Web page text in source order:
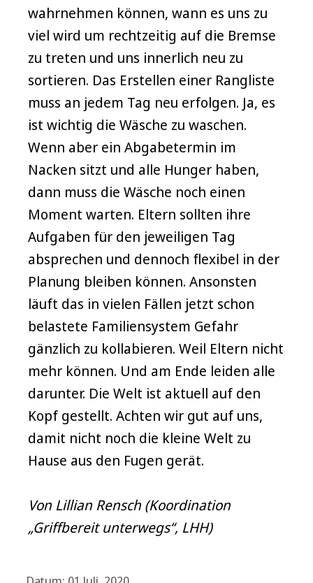
wahrnehmen können, wann es uns zu
viel wird um rechtzeitig auf die Bremse
zu treten und uns innerlich neu zu
sortieren. Das Erstellen einer Rangliste
muss an jedem Tag neu erfolgen. Ja, es
ist wichtig die Wäsche zu waschen.
Wenn aber ein Abgabetermin im
Nacken sitzt und alle Hunger haben,
dann muss die Wäsche noch einen
Moment warten. Eltern sollten ihre
Aufgaben für den jeweiligen Tag
absprechen und dennoch flexibel in der
Planung bleiben können. Ansonsten
läuft das in vielen Fällen jetzt schon
belastete Familiensystem Gefahr
gänzlich zu kollabieren. Weil Eltern nicht
mehr können. Und am Ende leiden alle
darunter. Die Welt ist aktuell auf den
Kopf gestellt. Achten wir gut auf uns,
damit nicht noch die kleine Welt zu
Hause aus den Fugen gerät.
Von Lillian Rensch (Koordination
„Griffbereit unterwegs“, LHH)